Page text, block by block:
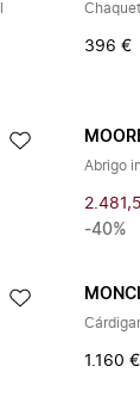
396 €
Abrigo
-40%
1.160 €